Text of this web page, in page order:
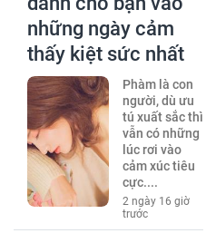
những ngày cảm
thấy kiệt sức nhất
Phàm là con
người, dù ưu
tú xuất sắc thì
vẫn có những
lúc rơi vào
cảm xúc tiêu
cực....
2 ngày 16 giờ
trước